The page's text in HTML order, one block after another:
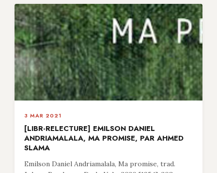
3 MAR 2021
[LIBR-RELECTURE] EMILSON DANIEL
ANDRIAMALALA, MA PROMISE, PAR AHMED
SLAMA
Emilson Daniel Andriamalala, Ma promise, trad.